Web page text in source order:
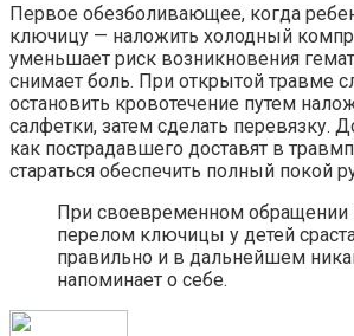
Первое обезболивающее, когда
ключицу — наложить холодный
уменьшает риск возникновения
снимает боль. При открытой травме
остановить кровотечение путем
салфетки, затем сделать перевязку.
как пострадавшего доставят в
стараться обеспечить полный покой
При своевременном обращении
перелом ключицы у детей
правильно и в дальнейшем
напоминает о себе.